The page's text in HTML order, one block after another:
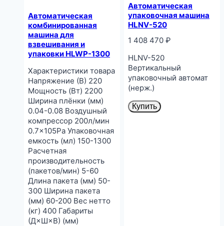
Автоматическая
комбинированная
машина для
взвешивания и
упаковки HLWP-1300
Характеристики товара
Напряжение (В) 220
Мощность (Вт) 2200
Ширина плёнки (мм)
0.04-0.08 Воздушный
компрессор 200л/мин
0.7×105Pa Упаковочная
емкость (мл) 150-1300
Расчетная
производительность
(пакетов/мин) 5-60
Длина пакета (мм) 50-
300 Ширина пакета
(мм) 60-200 Вес нетто
(кг) 400 Габариты
(Д×Ш×В) (мм)
Автоматическая
упаковочная машина
HLNV-520
1 408 470 ₽
HLNV-520
Вертикальный
упаковочный автомат
(нерж.)
Купить